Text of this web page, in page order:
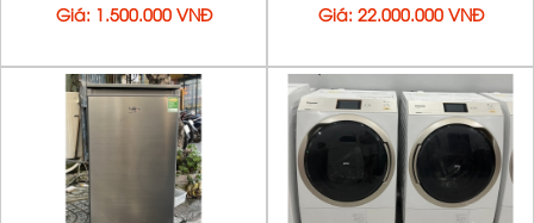
Giá : 1.500.000 VNĐ Giá : 22.000.000 VNĐ